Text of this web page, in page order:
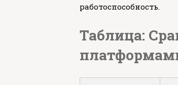
работоспособность.
Таблица: